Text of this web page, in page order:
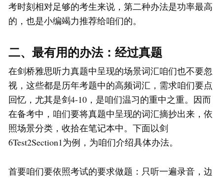
考时刻相对足够的考生来说，第二种办法是功率最高
的，也是小编竭力推荐给咱们的。
二、最有用的办法：经过真题
在剑桥雅思听力真题中呈现的场景词汇咱们也不要忽
视，这些都是历年考题中的高频词汇，需求咱们要点
回忆，尤其是剑4-10，是咱们温习的重中之重。因而
在备考中，咱们要将真题中呈现的词汇摘抄出来，依
照场景分类，收拾在笔记本中。下面以剑
6Test2Section1为例，为咱们介绍具体办法。
首要咱们要依照考试的要求做题：只听一遍录音，边